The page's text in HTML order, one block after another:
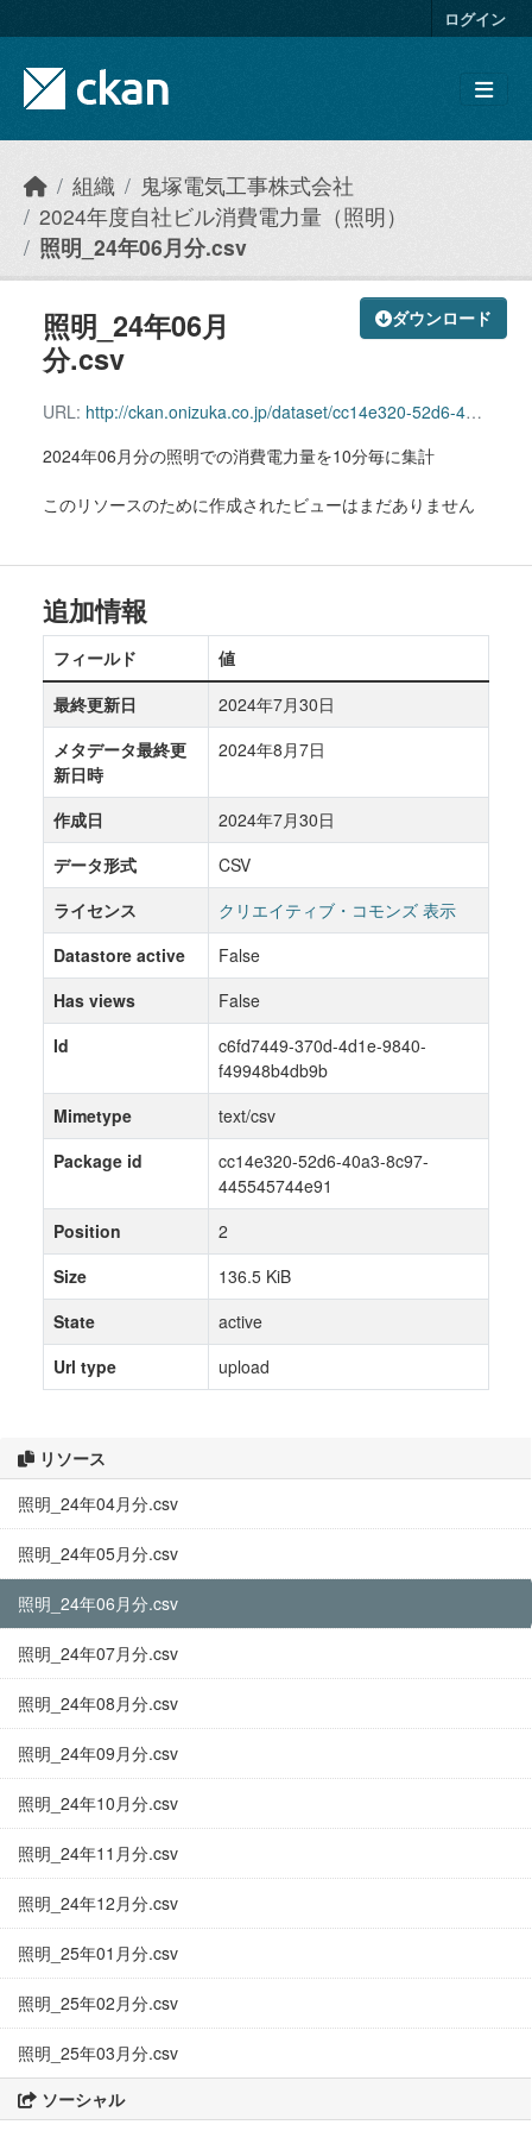
ログイン
組織
鬼塚電気工事株式会社
2024年度自社ビル消費電力量（照明）
照明_24年06月分.csv
ダウンロード
照明_24年06月
分.csv
URL: http://ckan.onizuka.co.jp/dataset/cc14e320-52d6-40a3-8c97-445545744e91/resource/c6fd7449-370d-4d1e-9840-f49948b4db9b/download/illumination_2406.csv
2024年06月分の照明での消費電力量を10分毎に集計
このリソースのために作成されたビューはまだありません
リソース
照明_24年04月分.csv
照明_24年05月分.csv
照明_24年06月分.csv
照明_24年07月分.csv
照明_24年08月分.csv
照明_24年09月分.csv
照明_24年10月分.csv
照明_24年11月分.csv
照明_24年12月分.csv
照明_25年01月分.csv
照明_25年02月分.csv
照明_25年03月分.csv
ソーシャル
追加情報
フィールド
値
最終更新日
2024年7月30日
メタデータ最終更
新日時
2024年8月7日
作成日
2024年7月30日
データ形式
CSV
ライセンス
クリエイティブ・コモンズ 表示
Datastore active
False
Has views
False
Id
c6fd7449-370d-4d1e-9840-
f49948b4db9b
Mimetype
text/csv
Package id
cc14e320-52d6-40a3-8c97-
445545744e91
Position
2
Size
136.5 KiB
State
active
Url type
upload